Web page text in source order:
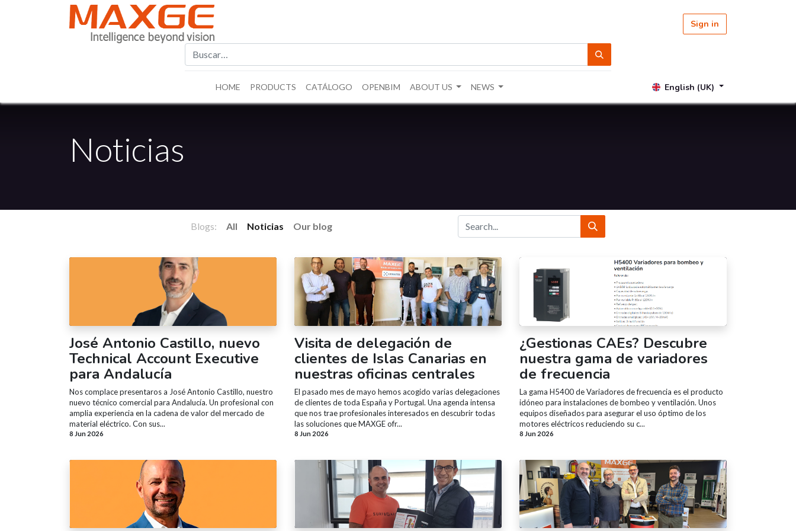
Sign in
HOME PRODUCTS CATÁLOGO OPENBIM ABOUT US NEWS English (UK)
Noticias
Blogs: All Noticias Our blog
José Antonio Castillo, nuevo
Technical Account Executive
para Andalucía
Nos complace presentaros a José Antonio Castillo, nuestro
nuevo técnico comercial para Andalucía. Un profesional con
amplia experiencia en la cadena de valor del mercado de
material eléctrico. Con sus...
8 Jun 2026
Visita de delegación de
clientes de Islas Canarias en
nuestras oficinas centrales
El pasado mes de mayo hemos acogido varias delegaciones
de clientes de toda España y Portugal. Una agenda intensa
que nos trae profesionales interesados en descubrir todas
las soluciones que MAXGE ofr...
8 Jun 2026
¿Gestionas CAEs? Descubre
nuestra gama de variadores
de frecuencia
La gama H5400 de Variadores de frecuencia es el producto
idóneo para instalaciones de bombeo y ventilación. Unos
equipos diseñados para asegurar el uso óptimo de los
motores eléctricos reduciendo su c...
8 Jun 2026